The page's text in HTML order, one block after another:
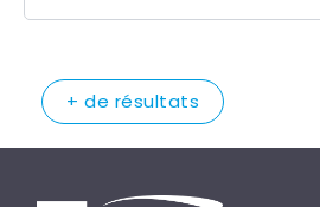
+ de résultats